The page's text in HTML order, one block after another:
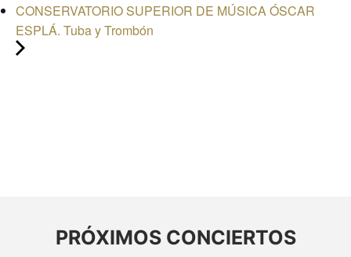
CONSERVATORIO SUPERIOR DE MÚSICA ÓSCAR
ESPLÁ. Tuba y Trombón
PRÓXIMOS CONCIERTOS